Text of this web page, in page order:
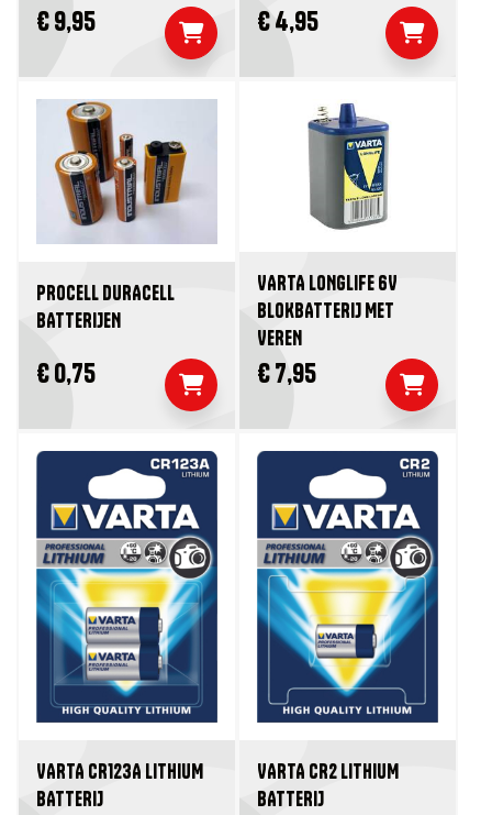
€ 9,95 € 4,95
PROCELL DURACELL
BATTERIJEN
€ 0,75
VARTA LONGLIFE 6V
BLOKBATTERIJ MET
VEREN
€ 7,95
VARTA CR123A LITHIUM
BATTERIJ
VARTA CR2 LITHIUM
BATTERIJ